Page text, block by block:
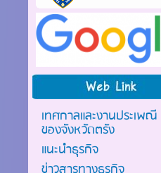
เทศกาลและงานประเพณี
ของจังหวัดตรัง
แนะนำธุรกิจ